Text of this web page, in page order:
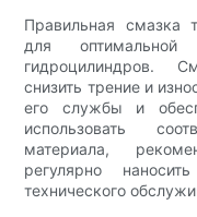
Правильная смазка
для оптимальной
гидроцилиндров.
снизить трение и
его службы и
использовать
материала,
регулярно
технического